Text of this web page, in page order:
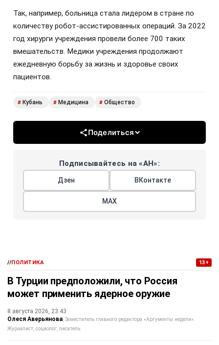
Так, например, больница стала лидером в стране по
количеству робот-ассистированных операций. За 2022
год хирурги учреждения провели более 700 таких
вмешательств. Медики учреждения продолжают
ежедневную борьбу за жизнь и здоровье своих
пациентов.
# Кубань # Медицина # Общество
Поделиться
Подписывайтесь на «АН»:
Дзен ВКонтакте
МАХ
//ПОЛИТИКА 13+
В Турции предположили, что Россия
может применить ядерное оружие
8 августа 2026, 23:43
Олеся Аверьянова Заместитель главного редактора «Аргументы недели».
Журналист, социолог, писатель.